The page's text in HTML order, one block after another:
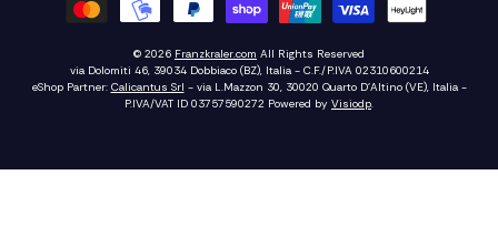
© 2026 Franzkraler.com All Rights Reserved
via Dolomiti 46, 39034 Dobbiaco (BZ), Italia - C.F./P.IVA 02310600214
eShop Partner: Calicantus Srl - via L.Mazzon 30, 30020 Quarto D'Altino (VE), Italia -
P.IVA/VAT ID 03757590272 Powered by Visiodp.